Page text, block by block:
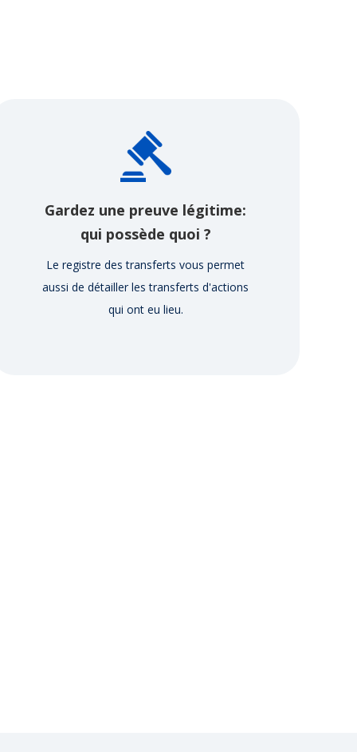
Gardez une preuve légitime:
qui possède quoi ?
Le registre des transferts vous permet
aussi de détailler les transferts d'actions
qui ont eu lieu.